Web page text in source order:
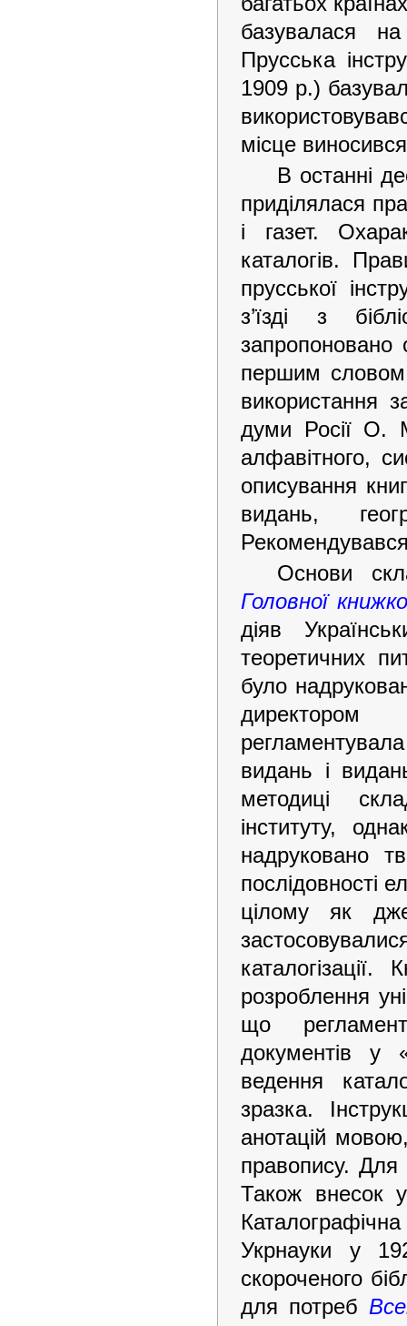
базувалася на
Прусська
1909 р.)
місце
В останні
приділялася
і газет.
каталогів.
прусської
з’їзді з
запропоновано
першим
використання
думи Росії О.
алфавітного,
описування
видань,
Основи
Головної
діяв
теоретичних
було
директором
видань і
методиці
інституту,
надруковано
послідовності
цілому як
розроблення
що
документів у
ведення
зразка.
анотацій
правопису. Для
Також внесок
Укрнауки у
скороченого
для потреб